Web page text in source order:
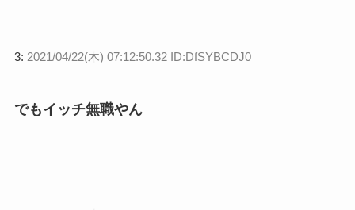
3: 2021/04/22(木) 07:12:50.32 ID:DfSYBCDJ0
でもイッチ無職やん